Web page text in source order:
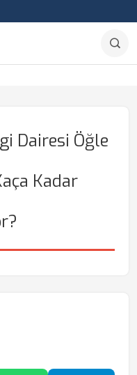
Dairesi Öğle
Kadar